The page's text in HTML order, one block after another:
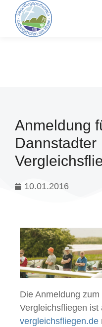
Anmeldung
Dannstadter
10.01.2016
Die Anmeldung
Vergleichsfliegen ist
vergleichsfliegen.de